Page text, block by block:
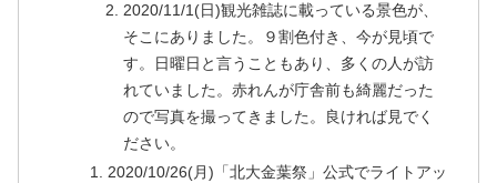
2020/11/1(日)観光雑誌に載っている景色が、
そこにありました。９割色付き、今が見頃で
す。日曜日と言うこともあり、多くの人が訪
れていました。赤れんが庁舎前も綺麗だった
ので写真を撮ってきました。良ければ見でく
ださい。
2020/10/26(月)「北大金葉祭」公式でライトアッ